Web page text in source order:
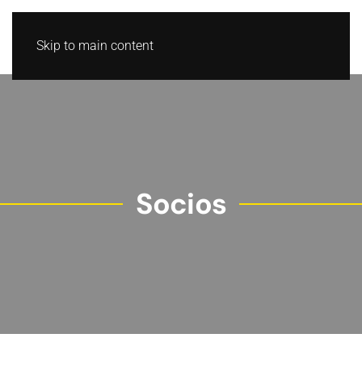
Skip to main content
Socios